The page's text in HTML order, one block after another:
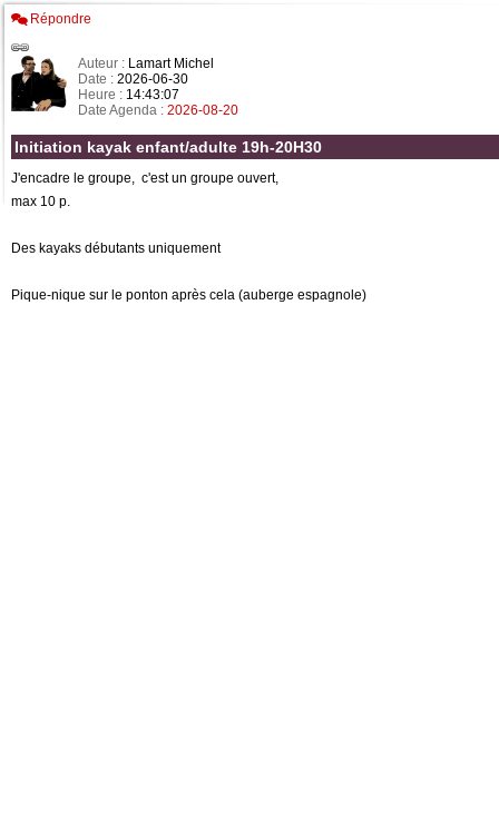
Répondre
Auteur : Lamart Michel
Date : 2026-06-30
Heure : 14:43:07
Date Agenda : 2026-08-20
Initiation kayak enfant/adulte 19h-20H30
J'encadre le groupe, c'est un groupe ouvert,
max 10 p.
Des kayaks débutants uniquement
Pique-nique sur le ponton après cela (auberge espagnole)